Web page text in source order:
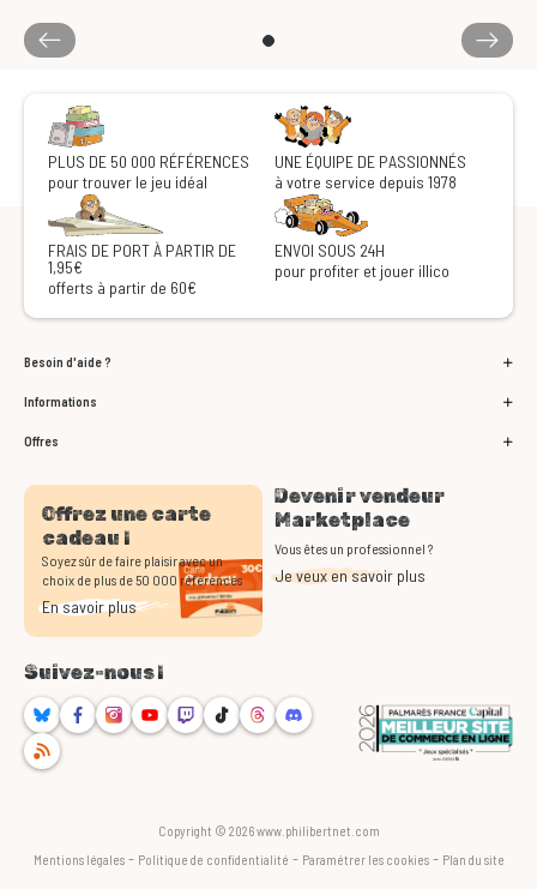
PLUS DE 50 000 RÉFÉRENCES
pour trouver le jeu idéal
UNE ÉQUIPE DE PASSIONNÉS
à votre service depuis 1978
FRAIS DE PORT À PARTIR DE
1,95€
offerts à partir de 60€
ENVOI SOUS 24H
pour profiter et jouer illico
Besoin d'aide ?
Informations
Offres
Offrez une carte
cadeau !
Soyez sûr de faire plaisir avec un
choix de plus de 50 000 références
En savoir plus
Devenir vendeur
Marketplace
Vous êtes un professionnel ?
Je veux en savoir plus
Suivez-nous !
BlueskyFacebookInstagram
YoutubeTwitchTikTokThreadsDiscord
RSS
Copyright © 2026 www.philibertnet.com
Mentions légales- Politique de confidentialité - Paramétrer les cookies- Plan du site